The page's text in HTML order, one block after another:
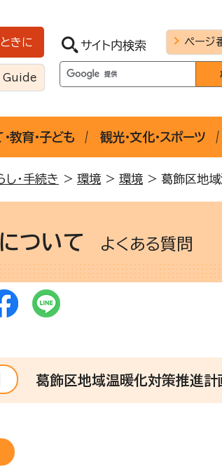
きに
Guide
サイト内検索 ページ
教育・子ども 観光・文化・スポーツ
し・手続き > 環境 > 環境 > 葛飾区地域
ついて よくある質問
葛飾区地域温暖化対策推進計